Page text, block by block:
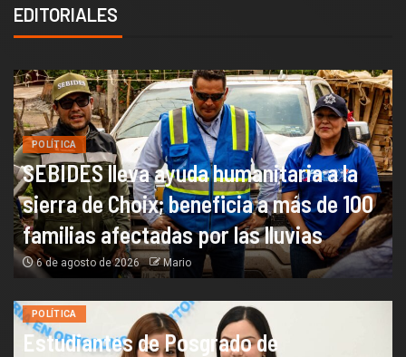
EDITORIALES
POLÍTICA
SEBIDES lleva ayuda humanitaria a la
sierra de Choix; beneficia a más de 100
familias afectadas por las lluvias
6 de agosto de 2026 Mario
POLÍTICA
Estudiantes de Posgrado de